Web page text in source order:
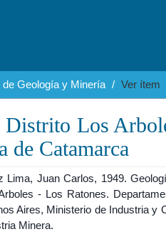
de Geología y Minería Ver ítem
Distrito Los
de Catamarca
Lima, Juan Carlos, 1949.
- Los Ratones.
Aires, Ministerio de Industria y
Minera.